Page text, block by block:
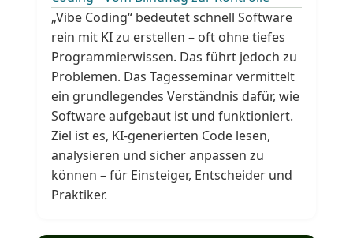
„Vibe Coding“ bedeutet schnell Software
rein mit KI zu erstellen – oft ohne tiefes
Programmierwissen. Das führt jedoch zu
Problemen. Das Tagesseminar vermittelt
ein grundlegendes Verständnis dafür, wie
Software aufgebaut ist und funktioniert.
Ziel ist es, KI-generierten Code lesen,
analysieren und sicher anpassen zu
können – für Einsteiger, Entscheider und
Praktiker.